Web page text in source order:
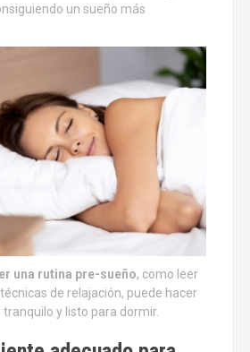
un sueño más
una rutina pre-sueño, como leer
de relajación, puede hacer
y listo para dormir.